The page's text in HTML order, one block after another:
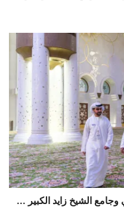
الشيخ زايد الكبير ...